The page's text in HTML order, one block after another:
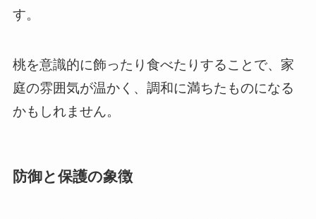
す。
桃を意識的に飾ったり食べたりすることで、家
庭の雰囲気が温かく、調和に満ちたものになる
かもしれません。
防御と保護の象徴